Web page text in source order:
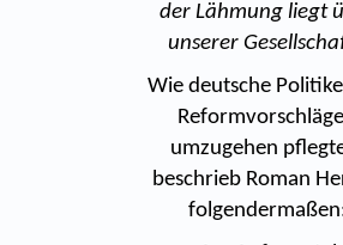
der Lähmung liegt
unserer
Wie deutsche
umzugehen
beschrieb Roman